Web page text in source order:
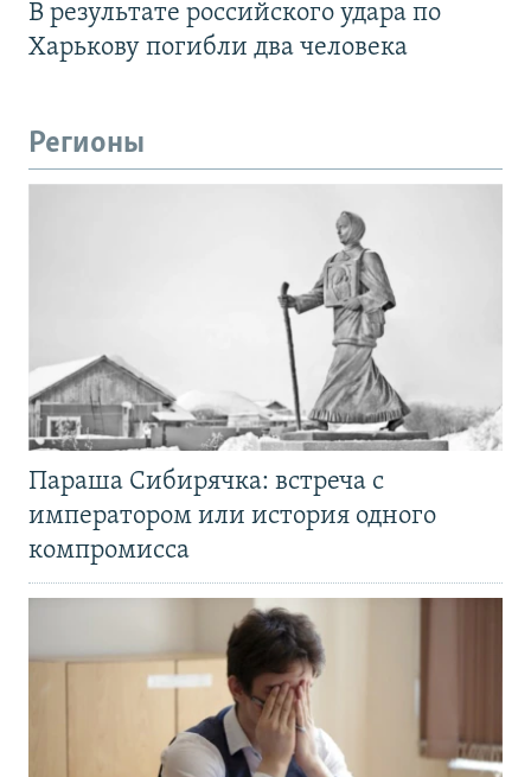
В результате российского удара по
Харькову погибли два человека
Регионы
Параша Сибирячка: встреча с
императором или история одного
компромисса